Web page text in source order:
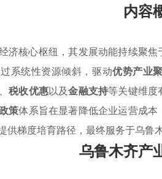
内容
济核心枢纽，其发展动能持续聚焦
系统性资源倾斜，驱动优势产业
税收优惠以及金融支持等关键维度
策体系旨在显著降低企业运营成
供梯度培育路径，最终服务于乌
乌鲁木齐产